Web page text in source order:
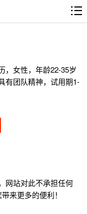
，女性，年龄22-35岁
有团队精神，试用期1-
网站对此不承担任何
来更多的便利！